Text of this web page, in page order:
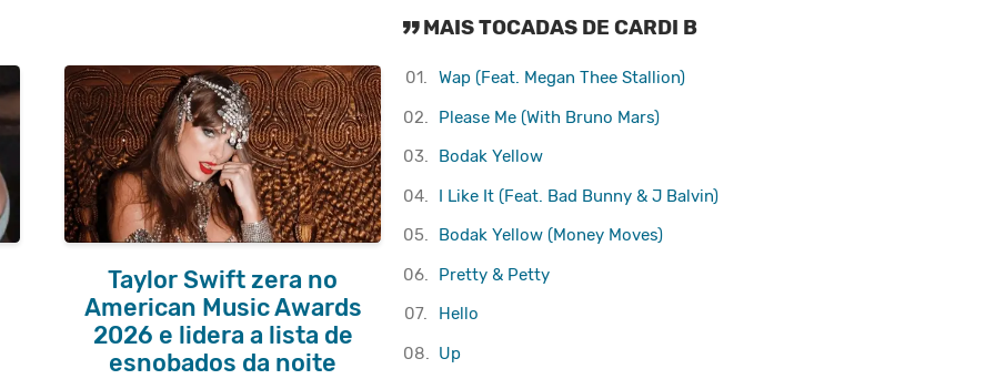
Taylor Swift zera no
American Music Awards
2026 e lidera a lista de
esnobados da noite
MAIS TOCADAS DE CARDI B
01.
Wap (Feat. Megan Thee Stallion)
02.
Please Me (With Bruno Mars)
03.
Bodak Yellow
04.
I Like It (Feat. Bad Bunny & J Balvin)
05.
Bodak Yellow (Money Moves)
06.
Pretty & Petty
07.
Hello
08.
Up